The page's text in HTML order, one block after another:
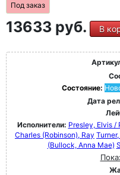
Под заказ
13633 руб. В
Состояние:
Дата
Исполнители: Presley, Elvis /
Charles (Robinson), Ray
(Bullock, Anna Mae)